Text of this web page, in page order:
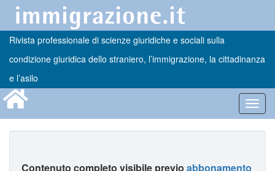
Rivista professionale di scienze giuridiche e sociali sulla
condizione giuridica dello straniero, l’immigrazione, la cittadinanza
e l’asilo
Contenuto completo visibile previo abbonamento